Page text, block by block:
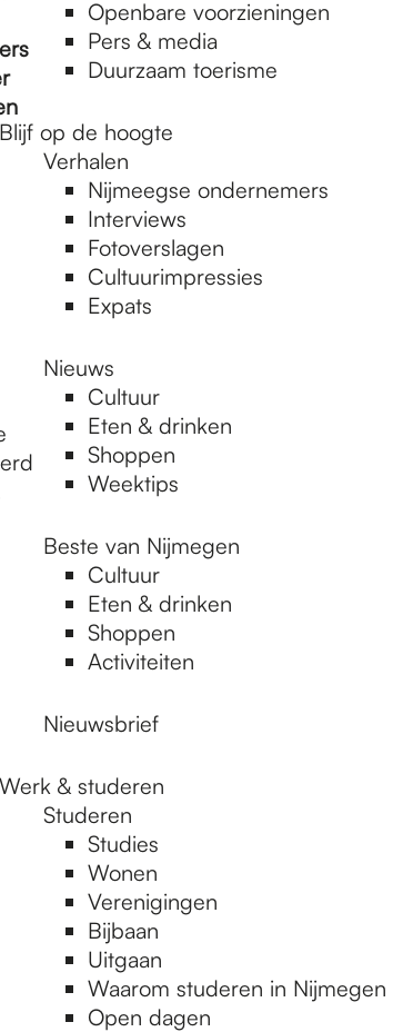
Openbare voorzieningen
Pers & media
Duurzaam toerisme
Blijf op de hoogte
Verhalen
Nijmeegse ondernemers
Interviews
Fotoverslagen
Cultuurimpressies
Expats
Nieuws
Cultuur
Eten & drinken
Shoppen
Weektips
Beste van Nijmegen
Cultuur
Eten & drinken
Shoppen
Activiteiten
Nieuwsbrief
Werk & studeren
Studeren
Studies
Wonen
Verenigingen
Bijbaan
Uitgaan
Waarom studeren in Nijmegen
Open dagen